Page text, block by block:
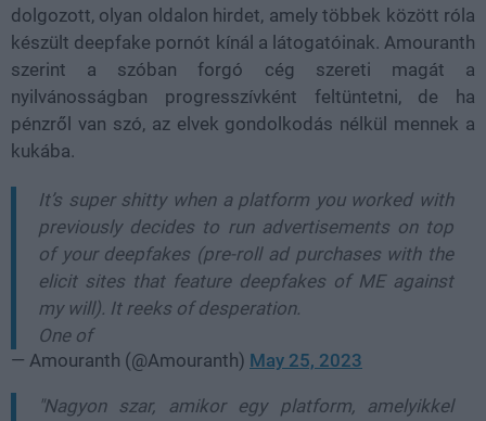
dolgozott, olyan oldalon hirdet, amely többek között róla
készült deepfake pornót kínál a látogatóinak. Amouranth
szerint a szóban forgó cég szereti magát a
nyilvánosságban progresszívként feltüntetni, de ha
pénzről van szó, az elvek gondolkodás nélkül mennek a
kukába.
It’s super shitty when a platform you worked with
previously decides to run advertisements on top
of your deepfakes (pre-roll ad purchases with the
elicit sites that feature deepfakes of ME against
my will). It reeks of desperation.
One of
— Amouranth (@Amouranth) May 25, 2023
"Nagyon szar, amikor egy platform, amelyikkel